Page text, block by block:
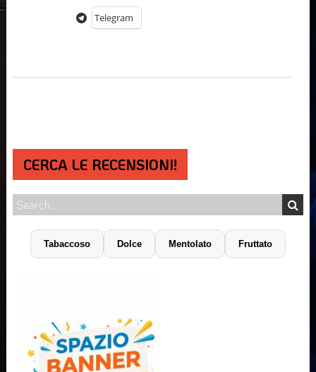
Telegram
CERCA LE RECENSIONI!
Tabaccoso Dolce Mentolato Fruttato